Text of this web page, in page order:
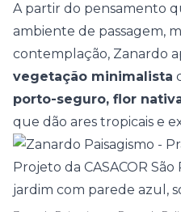
A partir do pensamento
ambiente de passagem,
contemplação, Zanardo
vegetação minimalista
porto-seguro, flor
que dão ares tropicais e